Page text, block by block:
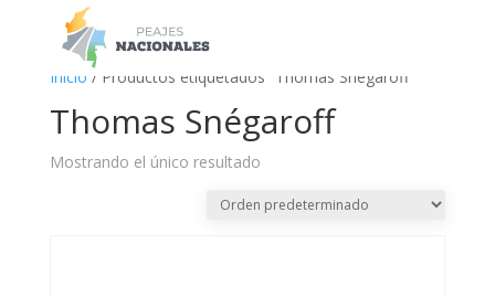
Inicio / Productos etiquetados “Thomas Snégaroff”
Thomas Snégaroff
Mostrando el único resultado